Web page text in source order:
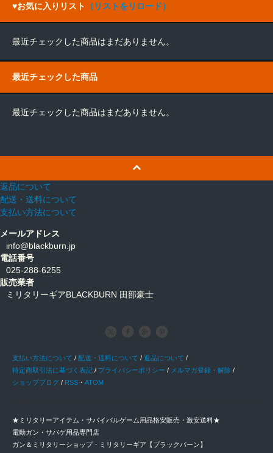
♥お気に入りリスト （リストをリロード）
最近チェックした商品はまだありません。
最近チェックした商品
最近チェックした商品はまだありません。
返品について
配送・送料について
支払い方法について
メールアドレス
info@blackburn.jp
電話番号
025-288-6255
販売業者
ミリタリーギアBLACKBURN 田部豪士
支払い方法について / 配送・送料について / 返品について /
特定商取引法に基づく表記 / プライバシーポリシー / メルマガ登録・解除 /
ショップブログ / RSS ・ ATOM
★ミリタリーアイテム・サバイバルゲーム用品格安販売・激安送料★
電動ガン・サバゲ用品専門店
ガン＆ミリタリーショップ・ミリタリーギア【ブラックバーン】